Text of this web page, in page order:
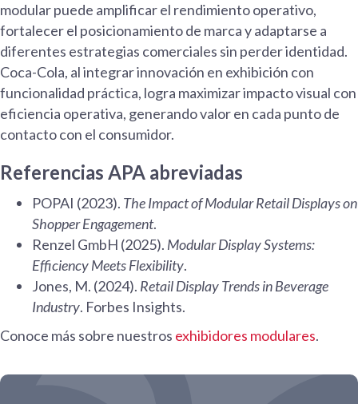
modular puede amplificar el rendimiento operativo,
fortalecer el posicionamiento de marca y adaptarse a
diferentes estrategias comerciales sin perder identidad.
Coca-Cola, al integrar innovación en exhibición con
funcionalidad práctica, logra maximizar impacto visual con
eficiencia operativa, generando valor en cada punto de
contacto con el consumidor.
Referencias APA abreviadas
POPAI (2023). The Impact of Modular Retail Displays on
Shopper Engagement.
Renzel GmbH (2025). Modular Display Systems:
Efficiency Meets Flexibility.
Jones, M. (2024). Retail Display Trends in Beverage
Industry. Forbes Insights.
Conoce más sobre nuestros exhibidores modulares.